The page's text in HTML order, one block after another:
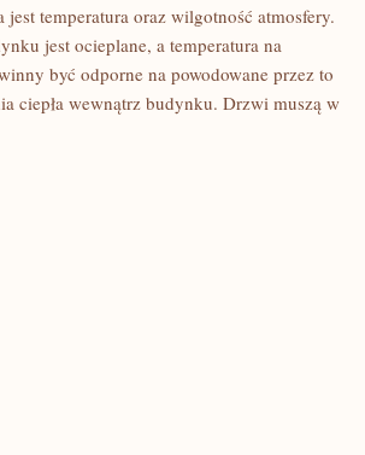
temperatura oraz wilgotność atmosfery.
jest ocieplane, a temperatura na
być odporne na powodowane przez to
ciepła wewnątrz budynku. Drzwi muszą w